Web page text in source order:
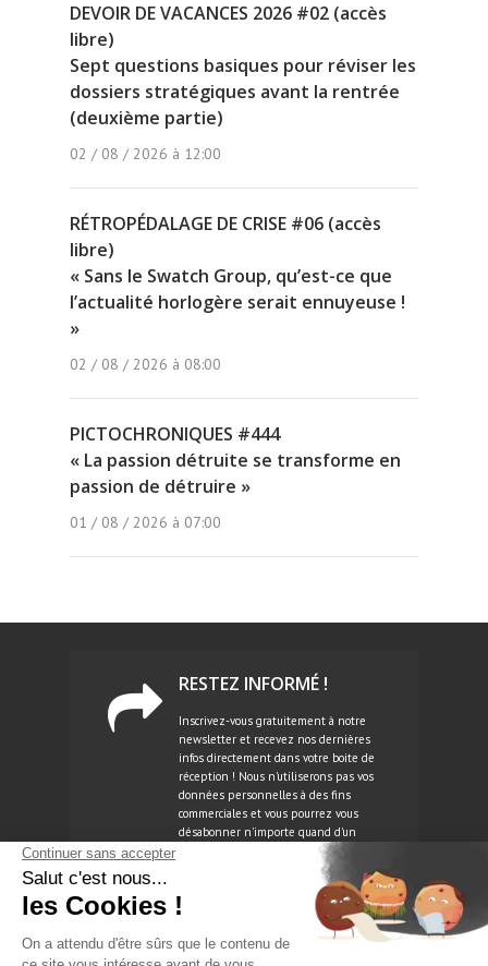
DEVOIR DE VACANCES 2026 #02 (accès
libre)
Sept questions basiques pour réviser les
dossiers stratégiques avant la rentrée
(deuxième partie)
02 / 08 / 2026 à 12:00
RÉTROPÉDALAGE DE CRISE #06 (accès
libre)
« Sans le Swatch Group, qu’est-ce que
l’actualité horlogère serait ennuyeuse !
»
02 / 08 / 2026 à 08:00
PICTOCHRONIQUES #444
« La passion détruite se transforme en
passion de détruire »
01 / 08 / 2026 à 07:00
RESTEZ INFORMÉ !
Inscrivez-vous gratuitement à notre
newsletter et recevez nos dernières
infos directement dans votre boite de
réception ! Nous n'utiliserons pas vos
données personnelles à des fins
commerciales et vous pourrez vous
désabonner n'importe quand d'un
NEWSLETTER